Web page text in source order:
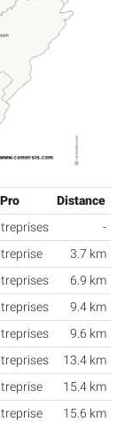
Distance
-
3.7 km
6.9 km
9.4 km
9.6 km
13.4 km
15.4 km
15.6 km